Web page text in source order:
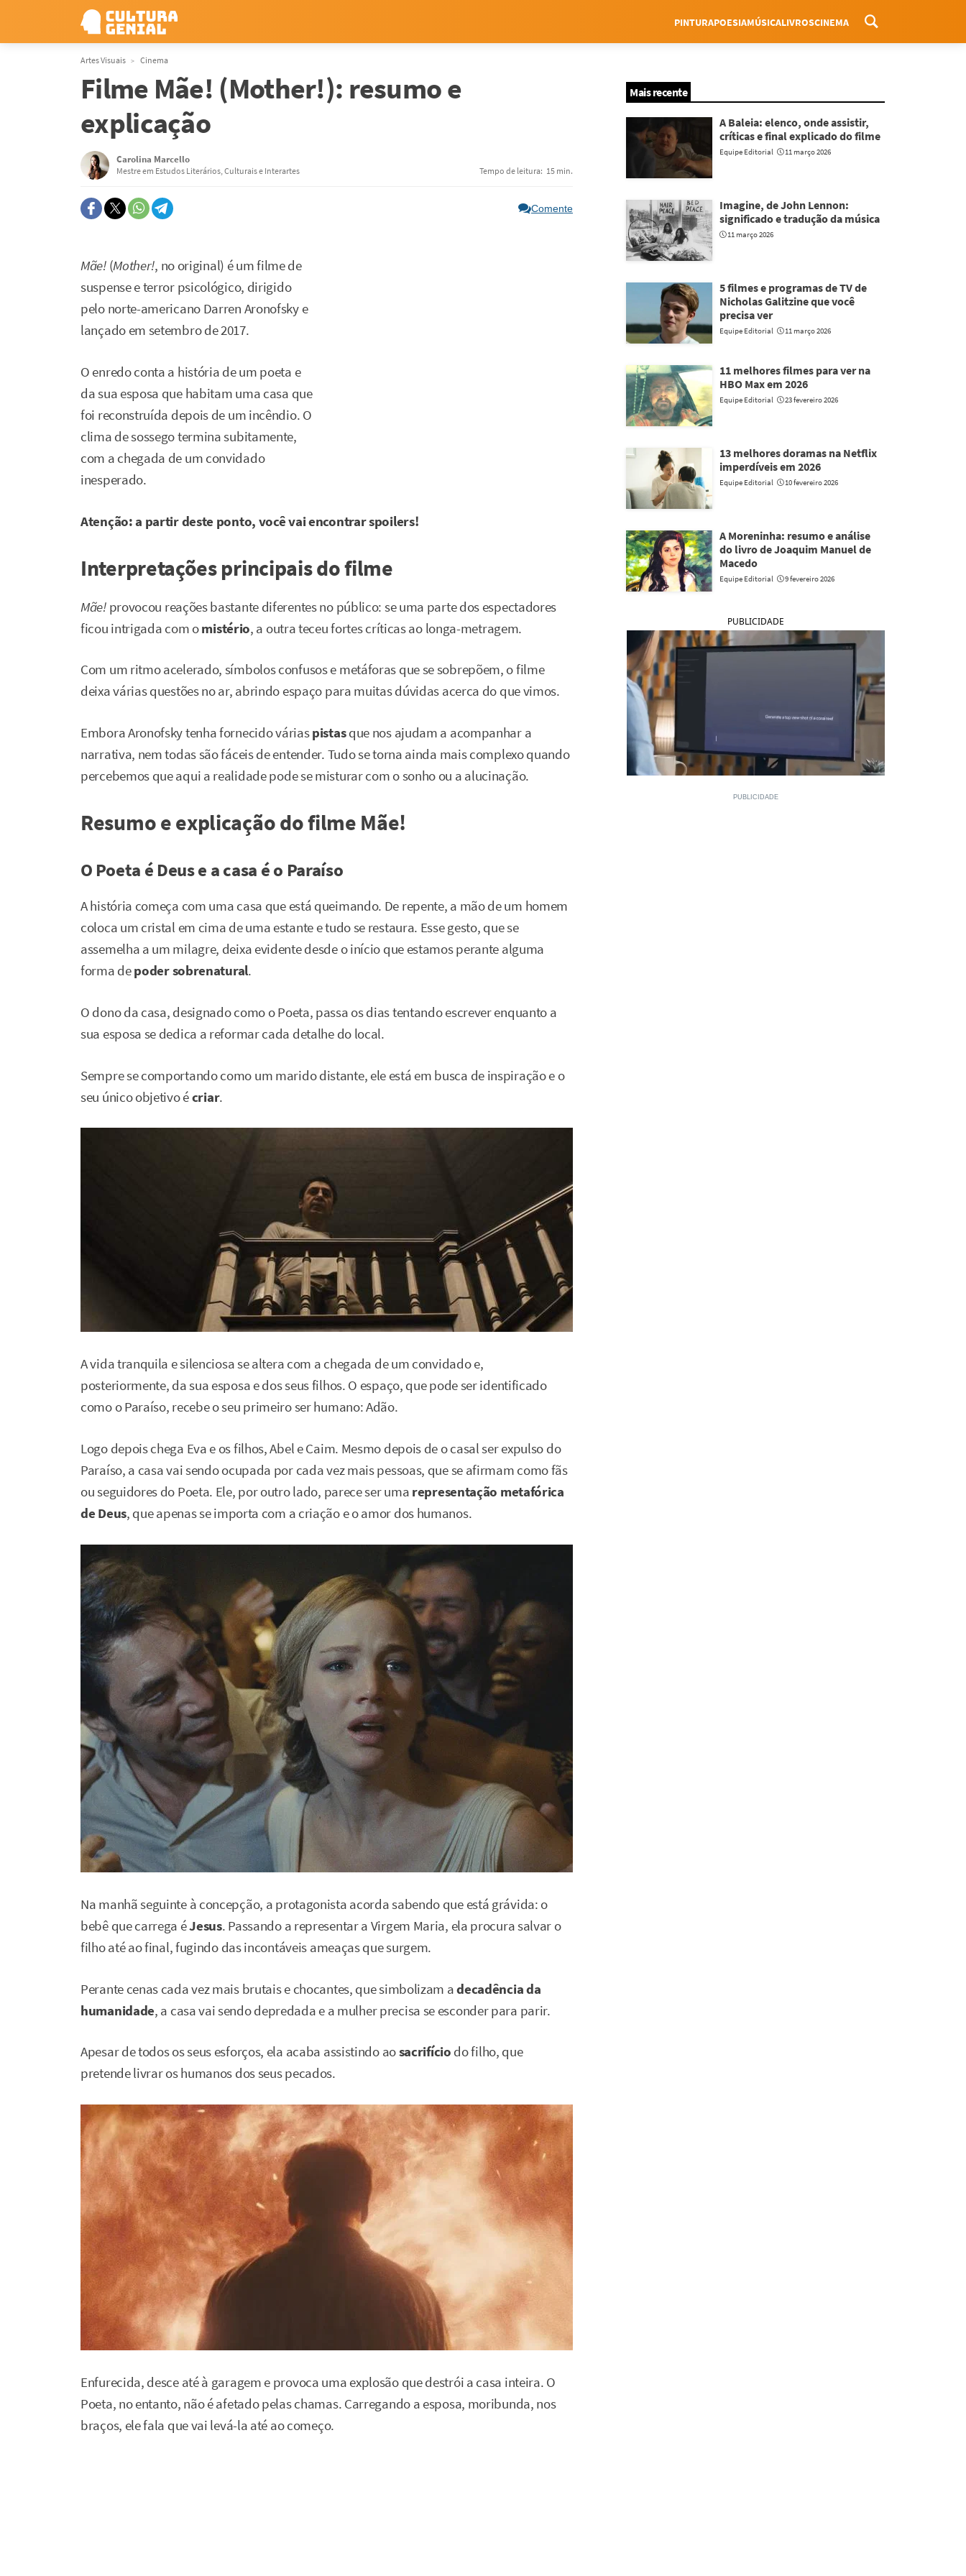
Menu
PINTURAPOESIAMÚSICALIVROSCINEMA
Artes Visuais Cinema
Filme Mãe! (Mother!): resumo e
explicação
Carolina Marcello
Mestre em Estudos Literários, Culturais e Interartes Tempo de leitura: 15 min.
Comente
Mãe!(Mother!, no original) é um filme de
suspense e terror psicológico, dirigido
pelo norte-americano Darren Aronofsky e
lançado em setembro de 2017.
O enredo conta a história de um poeta e
da sua esposa que habitam uma casa que
foi reconstruída depois de um incêndio. O
clima de sossego termina subitamente,
com a chegada de um convidado
inesperado.
Atenção: a partir deste ponto, você vai encontrar spoilers!
Interpretações principais do filme
Mãe! provocou reações bastante diferentes no público: se uma parte dos espectadores
ficou intrigada com omistério, a outra teceu fortes críticas ao longa-metragem.
Com um ritmo acelerado, símbolos confusos e metáforas que se sobrepõem, o filme
deixa várias questões no ar, abrindo espaço para muitas dúvidas acerca do que vimos.
Embora Aronofsky tenha fornecido váriaspistasque nos ajudam a acompanhar a
narrativa, nem todas são fáceis de entender. Tudo se torna ainda mais complexo quando
percebemos que aqui a realidade pode se misturar com o sonho ou a alucinação.
Resumo e explicação do filme Mãe!
O Poeta é Deus e a casa é o Paraíso
A história começa com uma casa que está queimando. De repente, a mão de um homem
coloca um cristal em cima de uma estante e tudo se restaura. Esse gesto, que se
assemelha a um milagre, deixa evidente desde o início que estamos perante alguma
forma depoder sobrenatural.
O dono da casa, designado como o Poeta, passa os dias tentando escrever enquanto a
sua esposa se dedica a reformar cada detalhe do local.
Sempre se comportando como um marido distante, ele está em busca de inspiração e o
seu único objetivo écriar.
A vida tranquila e silenciosa se altera com a chegada de um convidado e,
posteriormente, da sua esposa e dos seus filhos. O espaço, que pode ser identificado
como o Paraíso, recebe o seu primeiro ser humano: Adão.
Logo depois chega Eva e os filhos, Abel e Caim. Mesmo depois de o casal ser expulso do
Paraíso, a casa vai sendo ocupada por cada vez mais pessoas, que se afirmam como fãs
ou seguidores do Poeta. Ele, por outro lado, parece ser uma representação metafórica
de Deus, que apenas se importa com a criação e o amor dos humanos.
Na manhã seguinte à concepção, a protagonista acorda sabendo que está grávida: o
bebê que carrega éJesus. Passando a representar a Virgem Maria, ela procura salvar o
filho até ao final, fugindo das incontáveis ameaças que surgem.
Perante cenas cada vez mais brutais e chocantes, que simbolizam adecadência da
humanidade, a casa vai sendo depredada e a mulher precisa se esconder para parir.
Apesar de todos os seus esforços, ela acaba assistindo aosacrifício do filho, que
pretende livrar os humanos dos seus pecados.
Enfurecida, desce até à garagem e provoca uma explosão que destrói a casa inteira. O
Poeta, no entanto, não é afetado pelas chamas. Carregando a esposa, moribunda, nos
braços, ele fala que vai levá-la até ao começo.
Mais recente
A Baleia: elenco, onde assistir,
críticas e final explicado do filme
Equipe Editorial 11 março 2026
Imagine, de John Lennon:
significado e tradução da música
11 março 2026
5 filmes e programas de TV de
Nicholas Galitzine que você
precisa ver
Equipe Editorial 11 março 2026
11 melhores filmes para ver na
HBO Max em 2026
Equipe Editorial 23 fevereiro 2026
13 melhores doramas na Netflix
imperdíveis em 2026
Equipe Editorial 10 fevereiro 2026
A Moreninha: resumo e análise
do livro de Joaquim Manuel de
Macedo
Equipe Editorial 9 fevereiro 2026
PUBLICIDADE